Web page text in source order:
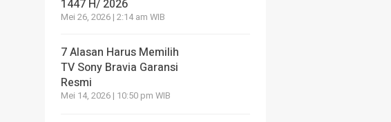
1447 H/ 2026
Mei 26, 2026 | 2:14 am WIB
7 Alasan Harus Memilih
TV Sony Bravia Garansi
Resmi
Mei 14, 2026 | 10:50 pm WIB